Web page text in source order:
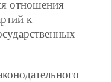
отношения
к